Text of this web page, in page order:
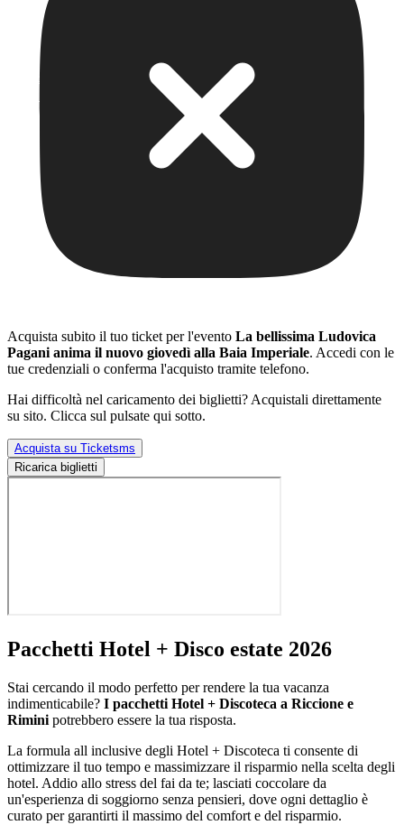
Acquista subito il tuo ticket per l'evento La bellissima Ludovica
Pagani anima il nuovo giovedì alla Baia Imperiale. Accedi con le
tue credenziali o conferma l'acquisto tramite telefono.
Hai difficoltà nel caricamento dei biglietti? Acquistali direttamente
su sito. Clicca sul pulsate qui sotto.
Acquista su Ticketsms
Ricarica biglietti
Pacchetti Hotel + Disco estate 2026
Stai cercando il modo perfetto per rendere la tua vacanza
indimenticabile? I pacchetti Hotel + Discoteca a Riccione e
Rimini potrebbero essere la tua risposta.
La formula all inclusive degli Hotel + Discoteca ti consente di
ottimizzare il tuo tempo e massimizzare il risparmio nella scelta degli
hotel. Addio allo stress del fai da te; lasciati coccolare da
un'esperienza di soggiorno senza pensieri, dove ogni dettaglio è
curato per garantirti il massimo del comfort e del risparmio.